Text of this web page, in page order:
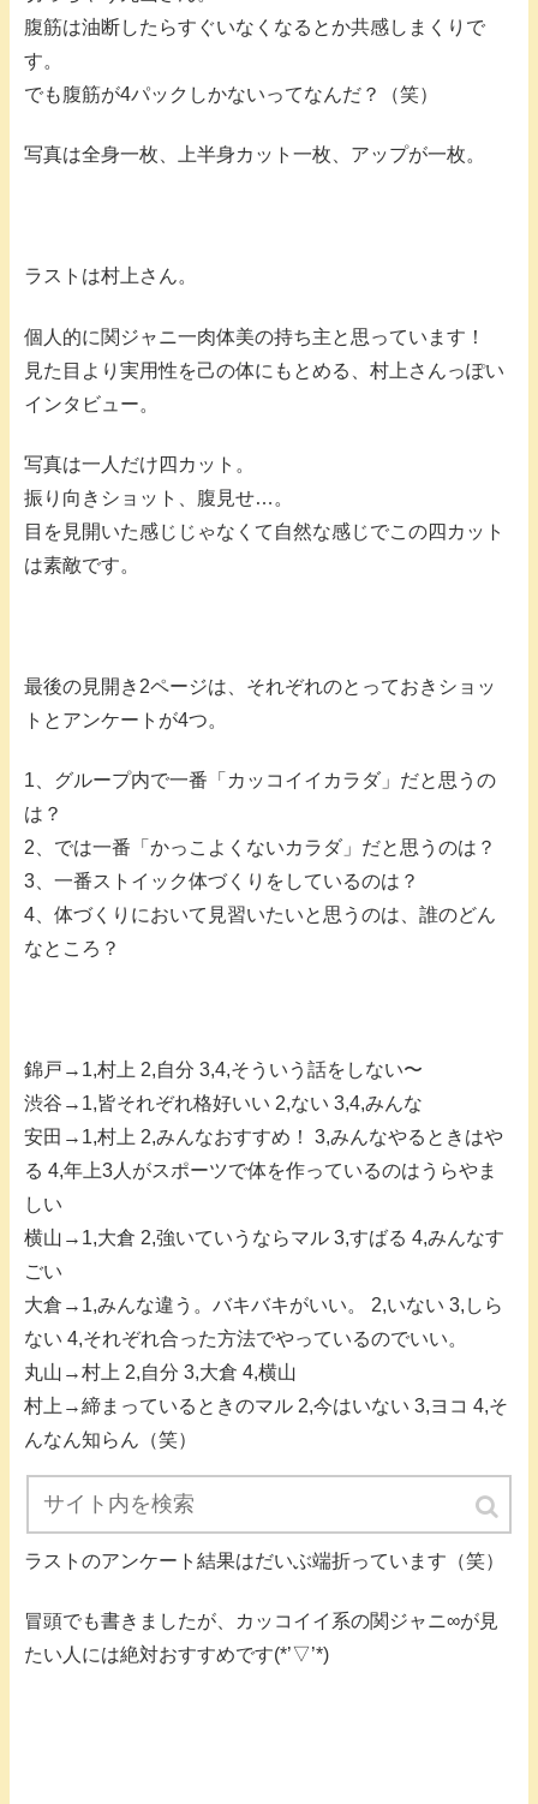
腹筋は油断したらすぐいなくなるとか共感しまくりで
す。
でも腹筋が4パックしかないってなんだ？（笑）
写真は全身一枚、上半身カット一枚、アップが一枚。
ラストは村上さん。
個人的に関ジャニ一肉体美の持ち主と思っています！
見た目より実用性を己の体にもとめる、村上さんっぽい
インタビュー。
写真は一人だけ四カット。
振り向きショット、腹見せ…。
目を見開いた感じじゃなくて自然な感じでこの四カット
は素敵です。
最後の見開き2ページは、それぞれのとっておきショッ
トとアンケートが4つ。
1、グループ内で一番「カッコイイカラダ」だと思うの
は？
2、では一番「かっこよくないカラダ」だと思うのは？
3、一番ストイック体づくりをしているのは？
4、体づくりにおいて見習いたいと思うのは、誰のどん
なところ？
錦戸→1,村上 2,自分 3,4,そういう話をしない〜
渋谷→1,皆それぞれ格好いい 2,ない 3,4,みんな
安田→1,村上 2,みんなおすすめ！ 3,みんなやるときはや
る 4,年上3人がスポーツで体を作っているのはうらやま
しい
横山→1,大倉 2,強いていうならマル 3,すばる 4,みんなす
ごい
大倉→1,みんな違う。バキバキがいい。 2,いない 3,しら
ない 4,それぞれ合った方法でやっているのでいい。
丸山→村上 2,自分 3,大倉 4,横山
村上→締まっているときのマル 2,今はいない 3,ヨコ 4,そ
んなん知らん（笑）
ラストのアンケート結果はだいぶ端折っています（笑）
冒頭でも書きましたが、カッコイイ系の関ジャニ∞が見
たい人には絶対おすすめです(*’▽’*)